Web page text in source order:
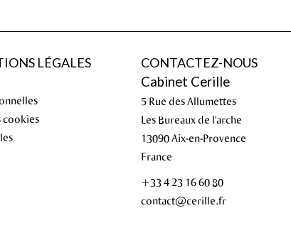
LÉGALES
cookies
CONTACTEZ-NOUS
Cabinet Cerille
5 Rue des Allumettes
Les Bureaux de l'arche
13090Aix-en-Provence
France
+33 4 23 16 60 80
contact@cerille.fr